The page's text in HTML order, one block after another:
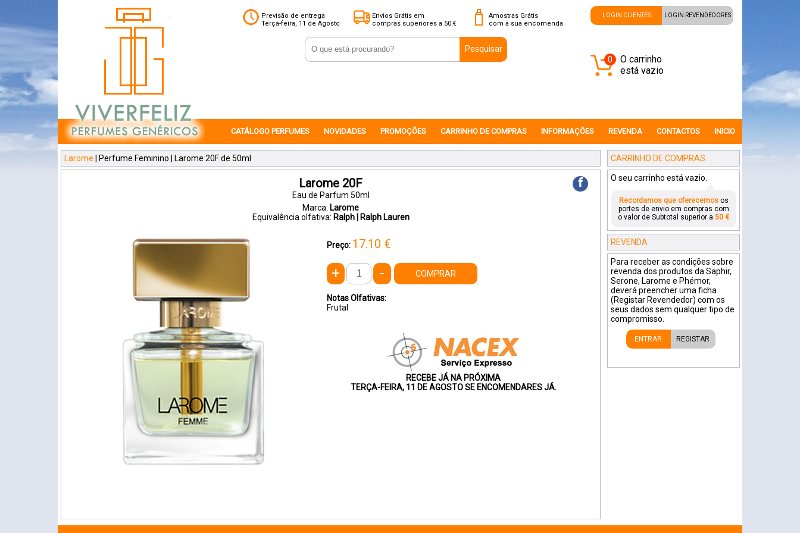
Previsão de entrega
Terça-feira, 11 de Agosto
Envios Grátis em
compras superiores a 50 €
Amostras Grátis
com a sua encomenda
Pesquisar
LOGIN CLIENTES LOGIN REVENDEDORES
0
O carrinho
está vazio
CATÁLOGO PERFUMES NOVIDADES PROMOÇÕES CARRINHO DE COMPRAS INFORMAÇÔES REVENDA CONTACTOS INICIO
Larome | Perfume Feminino | Larome 20F de 50ml
Larome 20F
Eau de Parfum 50ml
Marca: Larome
Equivalência olfativa: Ralph | Ralph Lauren
Preço: 17.10 €
+ - COMPRAR
Notas Olfativas:
Frutal
RECEBE JÁ NA PRÓXIMA
TERÇA-FEIRA, 11 DE AGOSTO SE ENCOMENDARES JÁ.
f
CARRINHO DE COMPRAS
O seu carrinho está vazio.
Recordamos que oferecemosos
portes de envio em compras com
o valor de Subtotal superior a 50 €
REVENDA
Para receber as condições sobre
revenda dos produtos da Saphir,
Serone, Larome e Phémor,
deverá preencher uma ficha
(Registar Revendedor) com os
seus dados sem qualquer tipo de
compromisso.
ENTRAR REGISTAR